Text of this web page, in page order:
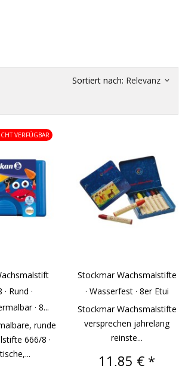
Sortiert nach: Relevanz keyboard_arrow_down
Rund ·
· 8...
runde
666/8 ·
VERFÜGBAR
Stockmar Wachsmalstifte
· Wasserfest · 8er Etui
Stockmar Wachsmalstifte
versprechen jahrelang
reinste...
Preis
11,85 € *